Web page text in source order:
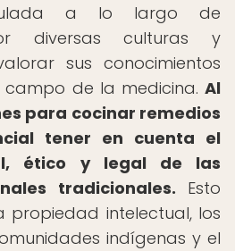
a lo largo de
diversas culturas y
sus conocimientos
campo de la medicina. Al
para cocinar remedios
tener en cuenta el
ético y legal de las
tradicionales. Esto
propiedad intelectual, los
indígenas y el